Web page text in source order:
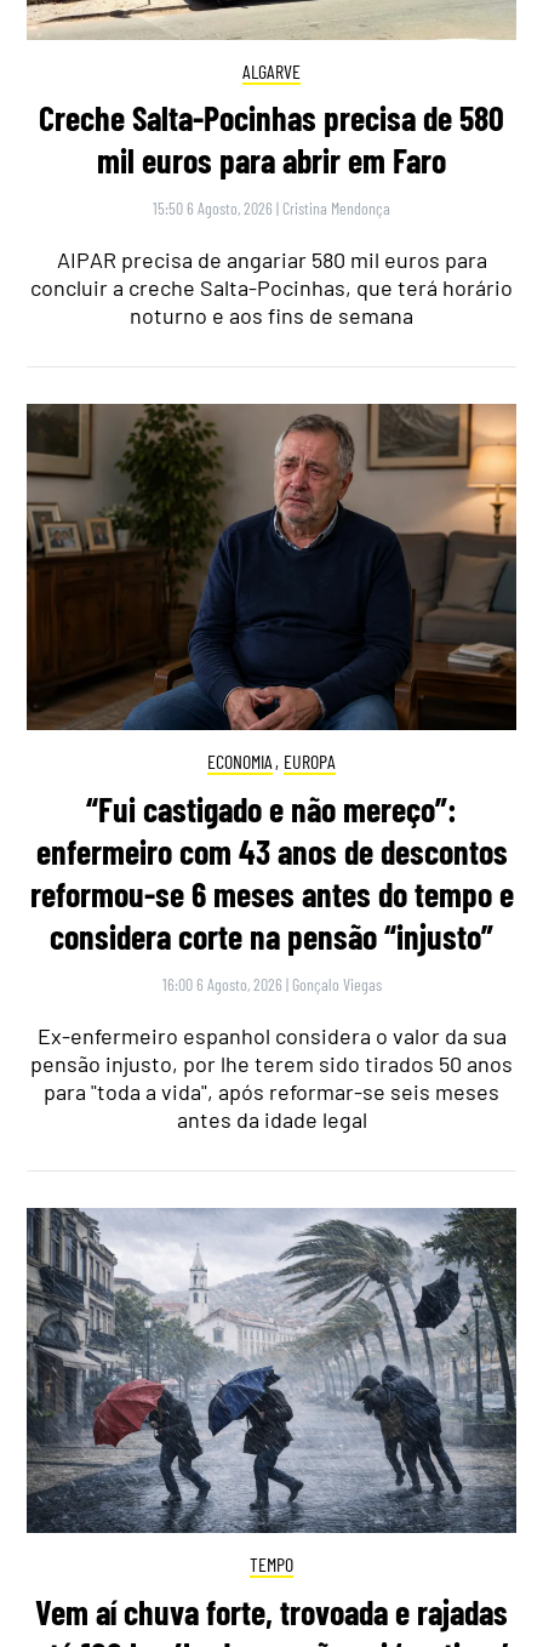
ALGARVE
Creche Salta-Pocinhas precisa de 580
mil euros para abrir em Faro
15:50 6 Agosto, 2026 | Cristina Mendonça
AIPAR precisa de angariar 580 mil euros para
concluir a creche Salta-Pocinhas, que terá horário
noturno e aos fins de semana
ECONOMIA , EUROPA
“Fui castigado e não mereço”:
enfermeiro com 43 anos de descontos
reformou-se 6 meses antes do tempo e
considera corte na pensão “injusto”
16:00 6 Agosto, 2026 | Gonçalo Viegas
Ex-enfermeiro espanhol considera o valor da sua
pensão injusto, por lhe terem sido tirados 50 anos
para "toda a vida", após reformar-se seis meses
antes da idade legal
TEMPO
Vem aí chuva forte, trovoada e rajadas